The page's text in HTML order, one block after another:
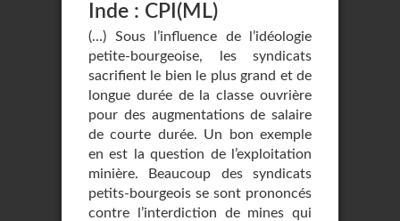
Inde : CPI(ML)
(...) Sous l’influence de l’idéologie
petite-bourgeoise, les syndicats
sacrifient le bien le plus grand et de
longue durée de la classe ouvrière
pour des augmentations de salaire
de courte durée. Un bon exemple
en est la question de l’exploitation
minière. Beaucoup des syndicats
petits-bourgeois se sont prononcés
contre l’interdiction de mines qui